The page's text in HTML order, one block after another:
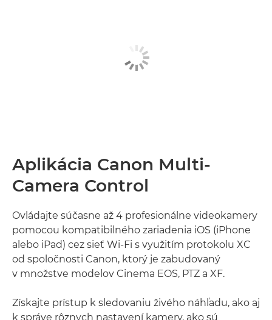
Aplikácia Canon Multi-
Camera Control
Ovládajte súčasne až 4 profesionálne videokamery
pomocou kompatibilného zariadenia iOS (iPhone
alebo iPad) cez sieť Wi-Fi s využitím protokolu XC
od spoločnosti Canon, ktorý je zabudovaný
v množstve modelov Cinema EOS, PTZ a XF.
Získajte prístup k sledovaniu živého náhľadu, ako aj
k správe rôznych nastavení kamery, ako sú